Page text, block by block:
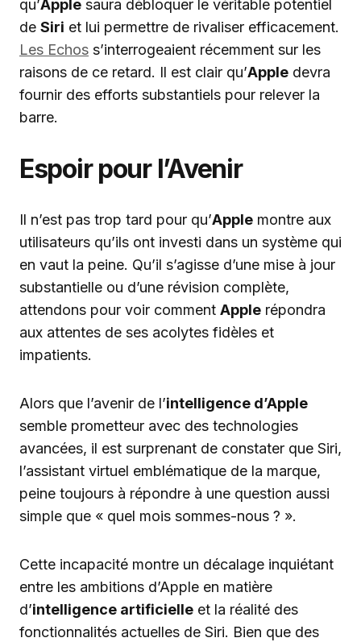
qu’Apple saura débloquer le véritable potentiel
de Siri et lui permettre de rivaliser efficacement.
Les Echos s’interrogeaient récemment sur les
raisons de ce retard. Il est clair qu’Apple devra
fournir des efforts substantiels pour relever la
barre.
Espoir pour l’Avenir
Il n’est pas trop tard pour qu’Apple montre aux
utilisateurs qu’ils ont investi dans un système qui
en vaut la peine. Qu’il s’agisse d’une mise à jour
substantielle ou d’une révision complète,
attendons pour voir comment Apple répondra
aux attentes de ses acolytes fidèles et
impatients.
Alors que l’avenir de l’intelligence d’Apple
semble prometteur avec des technologies
avancées, il est surprenant de constater que Siri,
l’assistant virtuel emblématique de la marque,
peine toujours à répondre à une question aussi
simple que « quel mois sommes-nous ? ».
Cette incapacité montre un décalage inquiétant
entre les ambitions d’Apple en matière
d’intelligence artificielle et la réalité des
fonctionnalités actuelles de Siri. Bien que des